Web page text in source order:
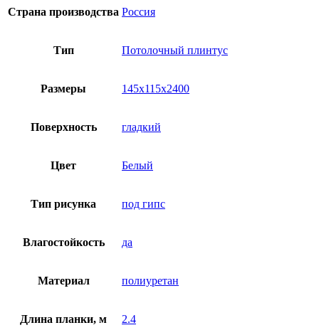
Страна производства Россия
Тип Потолочный плинтус
Размеры 145x115x2400
Поверхность гладкий
Цвет Белый
Тип рисунка под гипс
Влагостойкость да
Материал полиуретан
Длина планки, м 2.4